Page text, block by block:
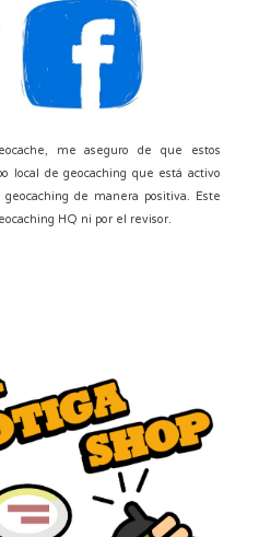
me aseguro de que estos
local de geocaching que está activo
de manera positiva. Este
HQ ni por el revisor.